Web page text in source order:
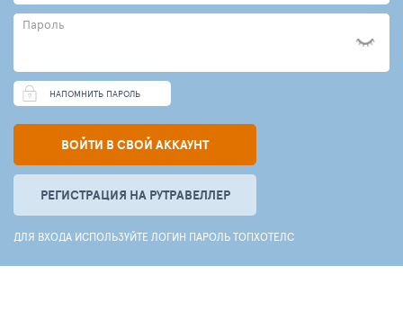
Пароль
НАПОМНИТЬ ПАРОЛЬ
ВОЙТИ В СВОЙ АККАУНТ
РЕГИСТРАЦИЯ НА РУТРАВЕЛЛЕР
ДЛЯ ВХОДА ИСПОЛЬЗУЙТЕ ЛОГИН ПАРОЛЬ ТОПХОТЕЛС